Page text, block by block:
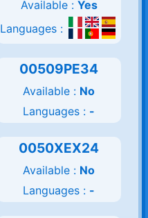
Available : Yes
Languages :
00509PE34
Available : No
Languages : -
0050XEX24
Available : No
Languages : -